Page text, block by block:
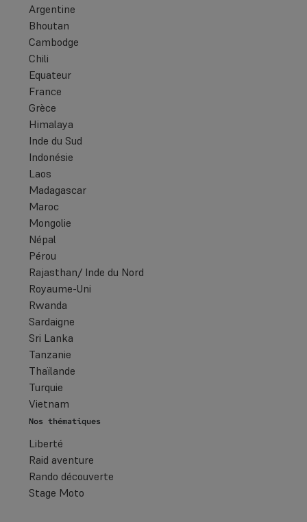
Argentine
Bhoutan
Cambodge
Chili
Equateur
France
Grèce
Himalaya
Inde du Sud
Indonésie
Laos
Madagascar
Maroc
Mongolie
Népal
Pérou
Rajasthan/ Inde du Nord
Royaume-Uni
Rwanda
Sardaigne
Sri Lanka
Tanzanie
Thaïlande
Turquie
Vietnam
Nos thématiques
Liberté
Raid aventure
Rando découverte
Stage Moto